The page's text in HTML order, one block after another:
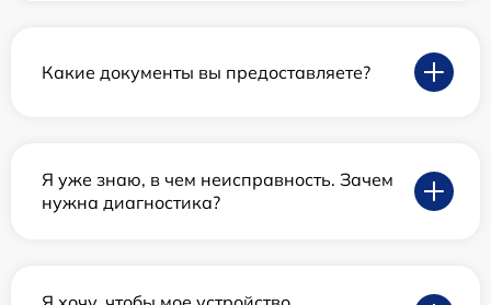
Какие документы вы предоставляете?
Я уже знаю, в чем неисправность. Зачем
нужна диагностика?